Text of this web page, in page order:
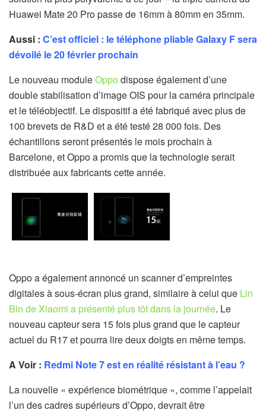
Huawei Mate 20 Pro passe de 16mm à 80mm en 35mm.
Aussi : C’est officiel : le téléphone pliable Galaxy F sera
dévoilé le 20 février prochain
Le nouveau moduleOppo dispose également d’une
double stabilisation d’image OIS pour la caméra principale
et le téléobjectif. Le dispositif a été fabriqué avec plus de
100 brevets de R&D et a été testé 28 000 fois. Des
échantillons seront présentés le mois prochain à
Barcelone, et Oppo a promis que la technologie serait
distribuée aux fabricants cette année.
Oppo a également annoncé un scanner d’empreintes
digitales à sous-écran plus grand, similaire à celui que Lin
Bin de Xiaomi a présenté plus tôt dans la journée. Le
nouveau capteur sera 15 fois plus grand que le capteur
actuel du R17 et pourra lire deux doigts en même temps.
A Voir : Redmi Note 7 est en réalité résistant à l’eau ?
La nouvelle « expérience biométrique », comme l’appelait
l’un des cadres supérieurs d’Oppo, devrait être